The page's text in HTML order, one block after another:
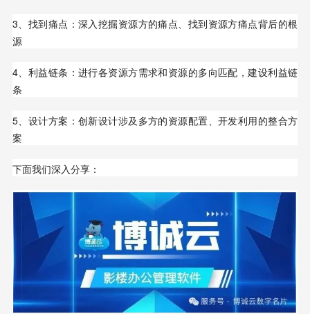
3、找到痛点：深入挖掘资源方的痛点、找到资源方痛点背后的根
源
4、利益链条：进行各资源方需求和资源的多向匹配，建设利益链
条
5、设计方案：创新设计涉及多方的资源配置、开发利用的整合方
案
下面我们深入分享：